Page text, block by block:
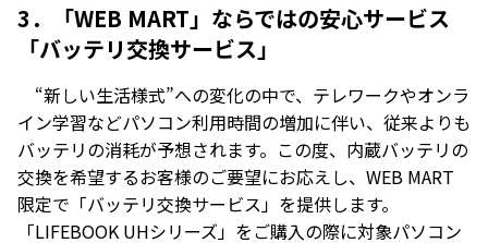
3．「WEB MART」ならではの安心サービス
「バッテリ交換サービス」
“新しい生活様式”への変化の中で、テレワークやオンラ
イン学習などパソコン利用時間の増加に伴い、従来よりも
バッテリの消耗が予想されます。この度、内蔵バッテリの
交換を希望するお客様のご要望にお応えし、WEB MART
限定で「バッテリ交換サービス」を提供します。
「LIFEBOOK UHシリーズ」をご購入の際に対象パソコン